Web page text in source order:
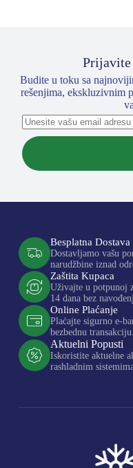
Prijavite
Budite u toku sa
rešenjima, ekskluzivnim
Besplatna Dostava
Dostavljamo vašu
narudžbine iznad
Zaštita Kupaca
Uživajte u potpunoj
14 dana bez
Online Plaćanje
Plaćajte sigurno e-
bezbednu transakciju.
Aktuelni Popusti
Iskoristite aktuelne
rashladnim